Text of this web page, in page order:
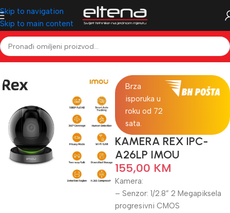
Skip to navigation
Skip to main content
Početna Videonadzor Kamere
Brza
isporuka u
roku od 72
sata.
KAMERA REX IPC-
A26LP IMOU
155,00 KM
Kamera:
– Senzor: 1/2.8” 2 Megapiksela
progresivni CMOS